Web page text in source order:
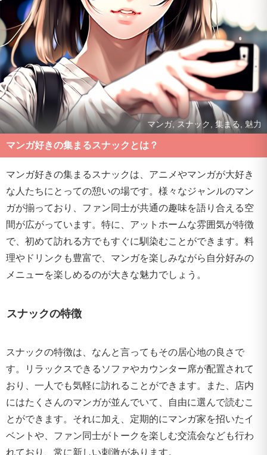
マンガ, スナック, 集まる, 魅力
マンガ好きの集まるスナックとは？
マンガ好きの集まるスナックは、アニメやマンガが大好き
な人たちにとっての憩いの場です。様々なジャンルのマン
ガが揃っており、ファン同士が共通の趣味を語り合える空
間が広がっています。特に、アットホームな雰囲気が特徴
で、初めて訪れる方でもすぐに馴染むことができます。料
理やドリンクも豊富で、マンガを楽しみながら自分好みの
メニューを楽しめるのが大きな魅力でしょう。
スナックの特徴
スナックの特徴は、なんと言ってもその居心地の良さで
す。リラックスできるソファやカウンター席が配置されて
おり、一人でも気軽に訪れることができます。また、店内
にはたくさんのマンガが並んでいて、自由に選んで読むこ
とができます。それに加え、定期的にマンガ家を招いたイ
ベントや、ファン同士がトークを楽しむ交流会なども行わ
れており、常に新しい刺激があります。